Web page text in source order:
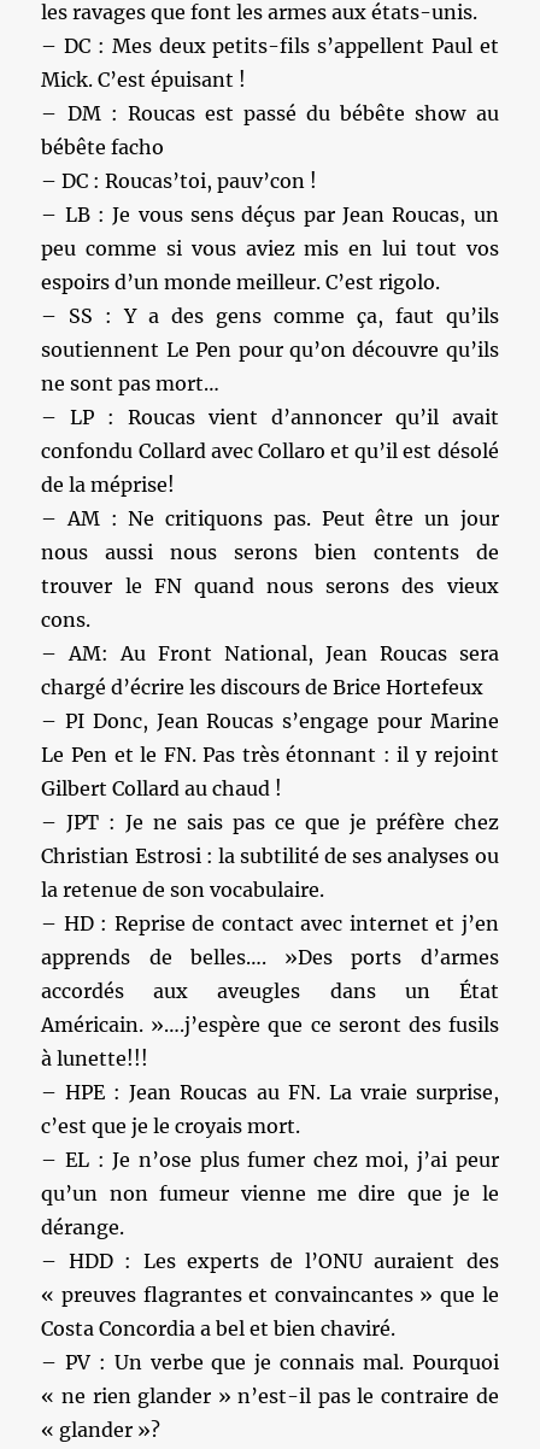
les ravages que font les armes aux états-unis.
– DC : Mes deux petits-fils s’appellent Paul et
Mick. C’est épuisant !
– DM : Roucas est passé du bébête show au
bébête facho
– DC : Roucas’toi, pauv’con !
– LB : Je vous sens déçus par Jean Roucas, un
peu comme si vous aviez mis en lui tout vos
espoirs d’un monde meilleur. C’est rigolo.
– SS : Y a des gens comme ça, faut qu’ils
soutiennent Le Pen pour qu’on découvre qu’ils
ne sont pas mort…
– LP : Roucas vient d’annoncer qu’il avait
confondu Collard avec Collaro et qu’il est désolé
de la méprise!
– AM : Ne critiquons pas. Peut être un jour
nous aussi nous serons bien contents de
trouver le FN quand nous serons des vieux
cons.
– AM: Au Front National, Jean Roucas sera
chargé d’écrire les discours de Brice Hortefeux
– PI Donc, Jean Roucas s’engage pour Marine
Le Pen et le FN. Pas très étonnant : il y rejoint
Gilbert Collard au chaud !
– JPT : Je ne sais pas ce que je préfère chez
Christian Estrosi : la subtilité de ses analyses ou
la retenue de son vocabulaire.
– HD : Reprise de contact avec internet et j’en
apprends de belles…. »Des ports d’armes
accordés aux aveugles dans un État
Américain. »….j’espère que ce seront des fusils
à lunette!!!
– HPE : Jean Roucas au FN. La vraie surprise,
c’est que je le croyais mort.
– EL : Je n’ose plus fumer chez moi, j’ai peur
qu’un non fumeur vienne me dire que je le
dérange.
– HDD : Les experts de l’ONU auraient des
« preuves flagrantes et convaincantes » que le
Costa Concordia a bel et bien chaviré.
– PV : Un verbe que je connais mal. Pourquoi
« ne rien glander » n’est-il pas le contraire de
« glander »?